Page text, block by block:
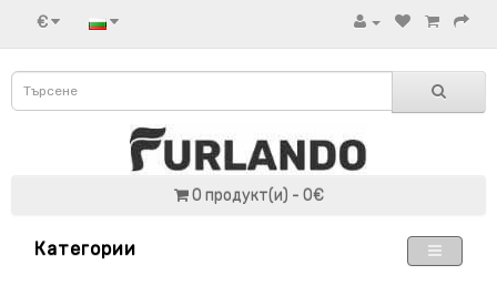
€
0 продукт(и) - 0€
Категории